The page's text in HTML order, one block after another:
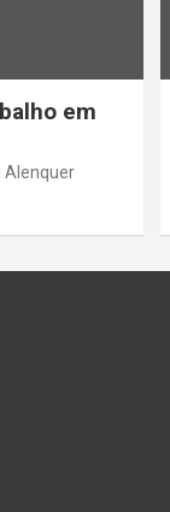
em
Alenquer